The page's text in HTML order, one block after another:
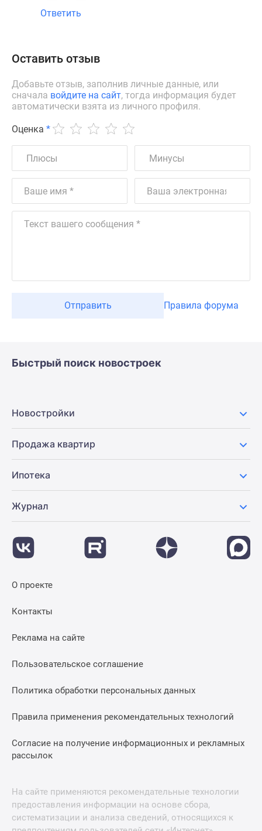
Ответить
Оставить отзыв
Добавьте отзыв, заполнив личные данные, или
сначала войдите на сайт, тогда информация будет
автоматически взята из личного профиля.
Оценка *
Отправить Правила форума
Быстрый поиск новостроек
Новостройки
Продажа квартир
Ипотека
Журнал
О проекте
Контакты
Реклама на сайте
Пользовательское соглашение
Политика обработки персональных данных
Правила применения рекомендательных технологий
Согласие на получение информационных и рекламных
рассылок
На сайте применяются рекомендательные технологии
предоставления информации на основе сбора,
систематизации и анализа сведений, относящихся к